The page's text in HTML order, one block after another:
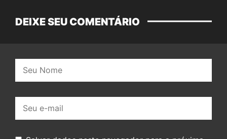
DEIXE SEU COMENTÁRIO
mail: